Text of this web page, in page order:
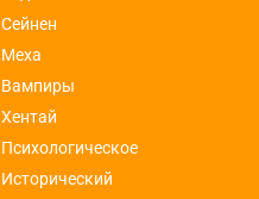
Сейнен
Меха
Вампиры
Хентай
Психологическое
Исторический